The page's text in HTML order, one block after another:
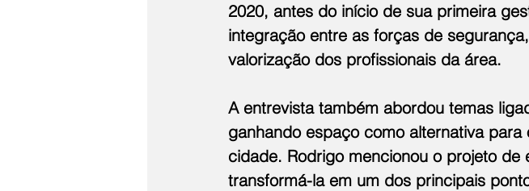
2020, antes do início de sua primeira
integração entre as forças de
valorização dos profissionais da área.
A entrevista também abordou temas
ganhando espaço como alternativa
cidade. Rodrigo mencionou o projeto
transformá-la em um dos principais